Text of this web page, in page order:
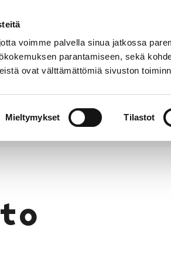
voimme palvella sinua jatkossa
parantamiseen, sekä
ovat välttämättömiä sivuston
Mieltymykset Tilastot